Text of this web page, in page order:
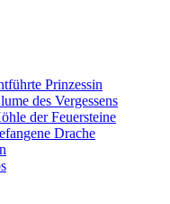
Prinzessin
des Vergessens
der Feuersteine
Drache